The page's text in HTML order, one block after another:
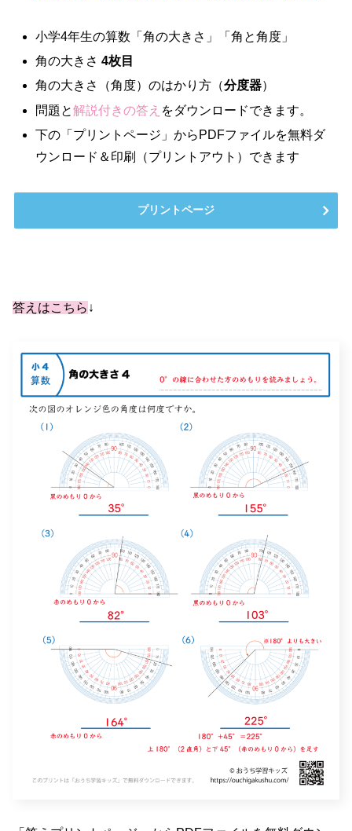
小学4年生の算数「角の大きさ」「角と角度」
角の大きさ4枚目
角の大きさ（角度）のはかり方（分度器）
問題と解説付きの答え をダウンロードできます。
下の「プリントページ」からPDFファイルを無料ダ
ウンロード＆印刷（プリントアウト）できます
プリントページ
答えはこちら ↓